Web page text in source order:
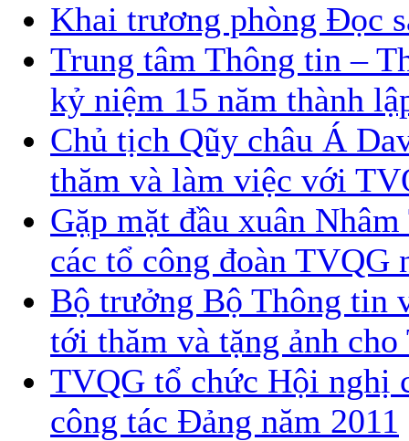
Khai trương phòng Đọc
Trung tâm Thông tin –
kỷ niệm 15 năm thành
Chủ tịch Qũy châu Á
thăm và làm việc với
Gặp mặt đầu xuân
các tổ công đoàn TVQG
Bộ trưởng Bộ Thông tin
tới thăm và tặng ảnh
TVQG tổ chức Hội nghị
công tác Đảng năm 2011